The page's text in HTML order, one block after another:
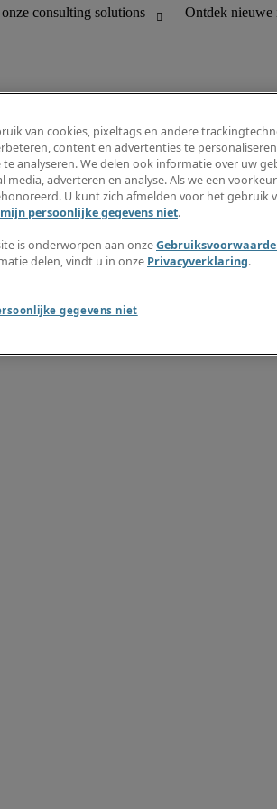
support
Informatiecentrum
Inschrijven nieuwsbrief
Maak een
Jobomschrijvingen
Timesheets
Ontdek nieuwe inzichten
van cookies, pixeltags en andere
content en advertenties te
analyseren. We delen ook informatie over uw
media, adverteren en analyse. Als we een
U kunt zich afmelden voor het gebruik
persoonlijke gegevens niet.
is onderworpen aan onze
delen, vindt u in onze Privacyverklaring.
gegevens niet